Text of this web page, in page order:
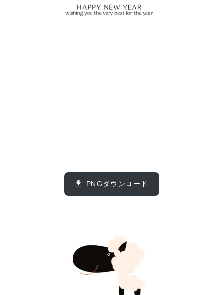
PNGダウンロード